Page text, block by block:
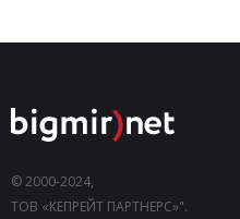
© 2000-2024,
ТОВ «КЕПРЕЙТ ПАРТНЕРС»".